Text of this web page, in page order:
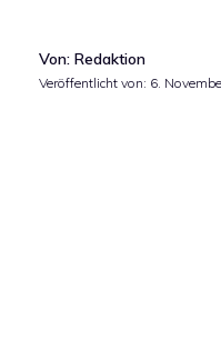
Von: Redaktion
Veröffentlicht von: 6.